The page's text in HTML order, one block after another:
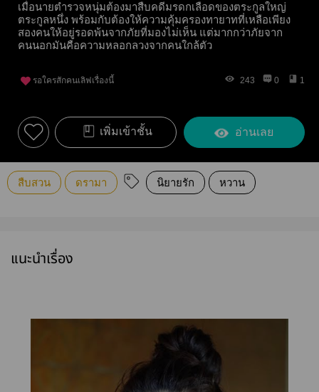
เมื่อนายตำรวจหนุ่มต้องมาสืบคดีมรดกเลือดของตระกูลใหญ่
ตระกูลหนึ่ง พร้อมกับต้องให้ความคุ้มครองทายาทที่เหลือเพียง
สองคนให้อยู่รอดพ้นจากภัยที่มองไม่เห็น แต่มากกว่าภัยจาก
คนนอกมันคือความหลอกลวงจากคนใกล้ตัว
รอใครสักคนเลิฟเรื่องนี้ 243 0 1
เพิ่มเข้าชั้น อ่านเลย
สืบสวน ดรามา นิยายรัก หวาน
แนะนำเรื่อง